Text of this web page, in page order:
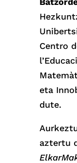
Centro
eta
dute.
aztertu